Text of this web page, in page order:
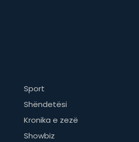
Sport
Shëndetësi
Kronika e zezë
Showbiz